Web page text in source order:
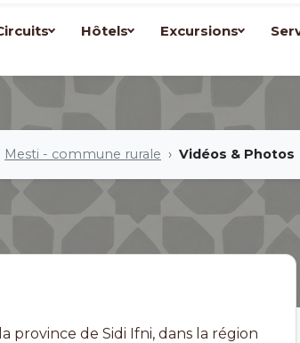
Hôtels Excursions
Mesti - commune rurale Vidéos & Photos
province de Sidi Ifni, dans la région